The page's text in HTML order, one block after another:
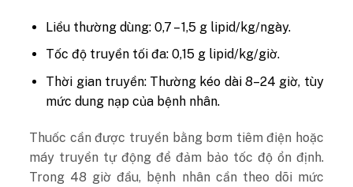
Liều thường dùng: 0,7 – 1,5 g lipid/kg/ngày.
Tốc độ truyền tối đa: 0,15 g lipid/kg/giờ.
Thời gian truyền: Thường kéo dài 8–24 giờ, tùy
mức dung nạp của bệnh nhân.
Thuốc cần được truyền bằng bơm tiêm điện hoặc
máy truyền tự động để đảm bảo tốc độ ổn định.
Trong 48 giờ đầu, bệnh nhân cần theo dõi mức